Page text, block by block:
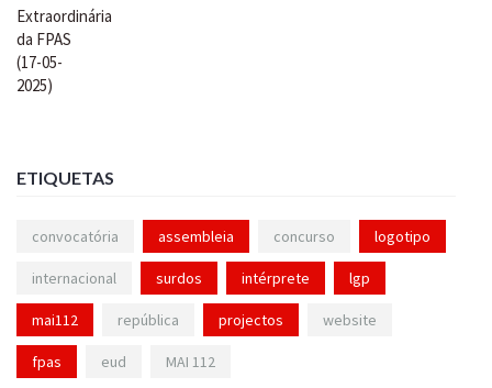
ETIQUETAS
convocatória assembleia concurso logotipo
internacional surdos intérprete lgp
mai112 república projectos website
fpas eud MAI 112